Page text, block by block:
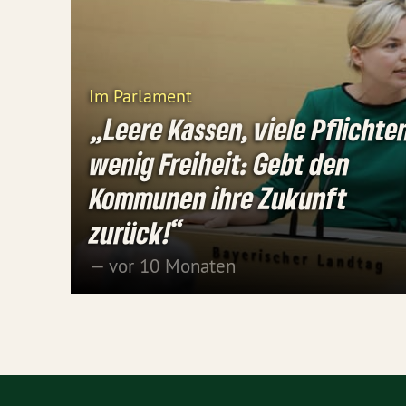
Im Parlament
„Leere Kassen, viele
wenig Freiheit: Gebt den
Kommunen ihre Zukunft
zurück!“
— vor 10 Monaten